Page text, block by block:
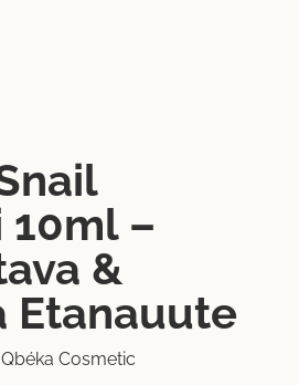
10ml –
&
Etanauute
Qbéka Cosmetic